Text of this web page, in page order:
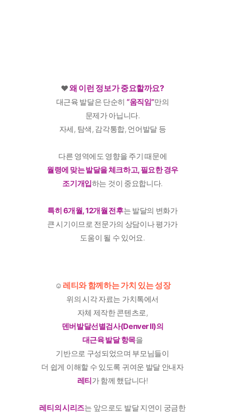
♥️왜 이런 정보가 중요할까요?
대근육 발달은 단순히 “움직임”만의
문제가 아닙니다.
자세, 탐색, 감각통합, 언어발달 등
다른 영역에도 영향을 주기 때문에
월령에 맞는 발달을 체크하고, 필요한 경우
조기개입하는 것이 중요합니다.
특히 6개월, 12개월 전후는 발달의 변화가
큰 시기이므로 전문가의 상담이나 평가가
도움이 될 수 있어요.
☺️ 레티와 함께하는 가치 있는 성장
위의 시각 자료는 가치톡에서
자체 제작한 콘텐츠로,
덴버발달선별검사(Denver II)의
대근육 발달 항목을
기반으로 구성되었으며 부모님들이
더 쉽게 이해할 수 있도록 귀여운 발달 안내자
레티가 함께 했답니다!
레티의 시리즈는 앞으로도 발달 지연이 궁금한